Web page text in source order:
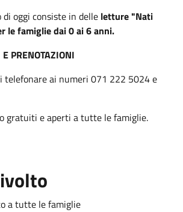
oggi consiste in delle letture "Nati
le famiglie dai 0 ai 6 anni.
PRENOTAZIONI
telefonare ai numeri 071 222 5024 e
gratuiti e aperti a tutte le famiglie.
a tutte le famiglie